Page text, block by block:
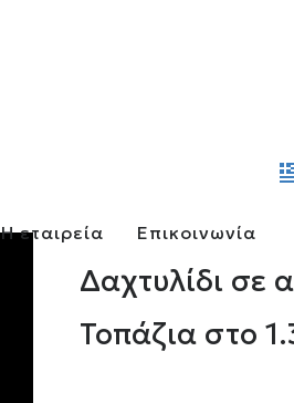
Η εταιρεία Επικοινωνία
Δαχτυλίδι σε
Τοπάζια στο